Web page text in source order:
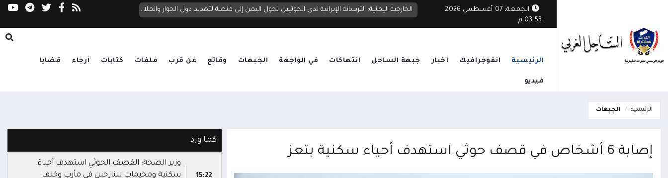
الجمعة، 07 أغسطس 2026
03:53 م
الخارجية اليمنية: الترسانة الإيرانية لدى الحوثيين تحول اليمن إلى منصة لتهديد دول الجوار والملاحة الدولية الحديدة.. إصابة مدنيين بقصف حوثي استهدف منازل المواطنين في حيس
الرئيسية انفوجرافيك أخبار جبهة الساحل انتهاكات في الواجهة الجبهات وقائع عن قرب ملفات كتابات أرجاء قضايا
فيديو
الرئيسية الجبهات
إصابة 6 أشخاص في قصف حوثي استهدف أحياء سكنية بتعز
كما ورد
15:22
وزير الصحة: القصف الحوثي استهدف أحياءً
سكنية ومخيماتٍ للنازحين في مأرب وخلف